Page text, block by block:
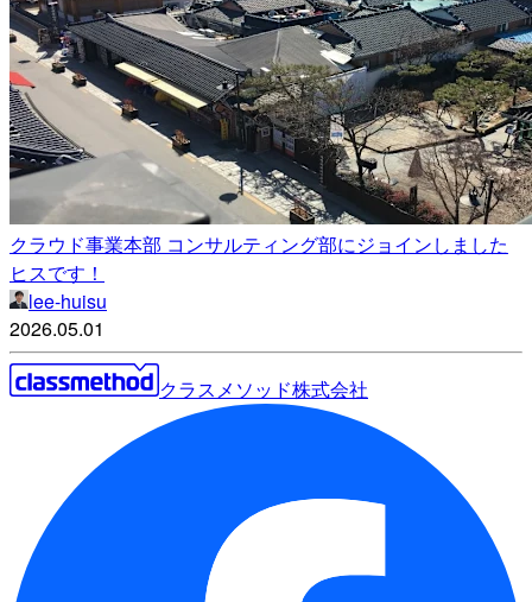
クラウド事業本部 コンサルティング部にジョインしました
ヒスです！
lee-huisu
2026.05.01
クラスメソッド株式会社